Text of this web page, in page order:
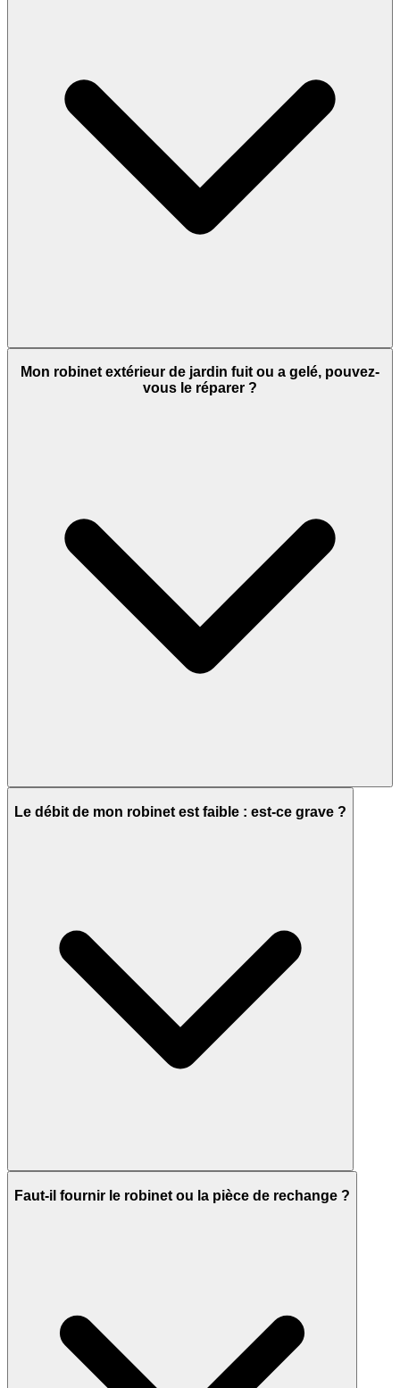
Mon robinet extérieur de jardin fuit ou a gelé, pouvez-
vous le réparer ?
Le débit de mon robinet est faible : est-ce grave ?
Faut-il fournir le robinet ou la pièce de rechange ?